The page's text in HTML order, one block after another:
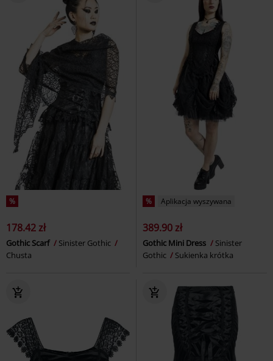
%
178.42 zł
Gothic Scarf
Sinister Gothic
Chusta
% Aplikacja wyszywana
389.90 zł
Gothic Mini Dress
Sinister
Gothic
Sukienka krótka